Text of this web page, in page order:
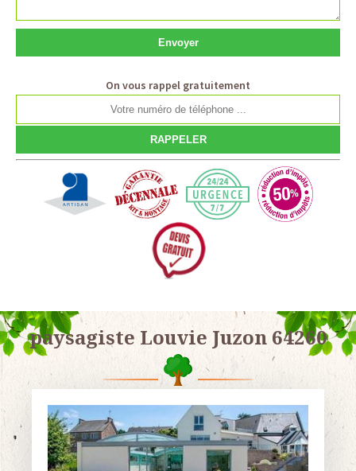
On vous rappel gratuitement
paysagiste Louvie Juzon 64260